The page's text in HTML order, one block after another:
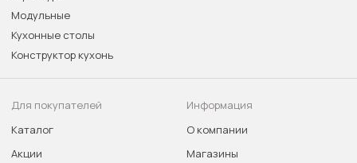
Модульные
Кухонные столы
Конструктор кухонь
Для покупателей
Каталог
Акции
Информация
О компании
Магазины